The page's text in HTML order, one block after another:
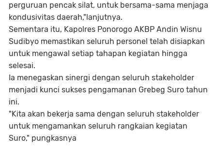
perguruan pencak silat, untuk bersama-sama menjaga
kondusivitas daerah,"lanjutnya.
Sementara itu, Kapolres Ponorogo AKBP Andin Wisnu
Sudibyo memastikan seluruh personel telah disiapkan
untuk mengawal setiap tahapan kegiatan hingga
selesai.
Ia menegaskan sinergi dengan seluruh stakeholder
menjadi kunci sukses pengamanan Grebeg Suro tahun
ini.
"Kita akan bekerja sama dengan seluruh stakeholder
untuk mengamankan seluruh rangkaian kegiatan
Suro," pungkasnya